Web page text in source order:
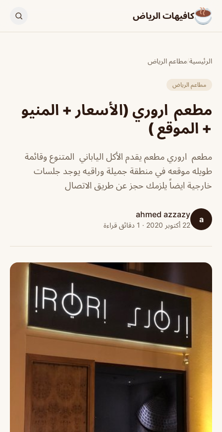
كافيهات الرياض
الرئيسية/مطاعم الرياض
مطاعم الرياض
مطعم اروري (الأسعار + المنيو
+ الموقع )
مطعم اروري مطعم يقدم الأكل الياباني المتنوع وقائمة
طويله موقعه في منطقة جميلة وراقيه يوجد جلسات
خارجية ايضاً يلزمك حجز عن طريق الاتصال
a
ahmed azzazy
22 أكتوبر 2020 · 1 دقائق قراءة